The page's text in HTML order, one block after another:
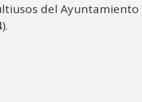
del Ayuntamiento